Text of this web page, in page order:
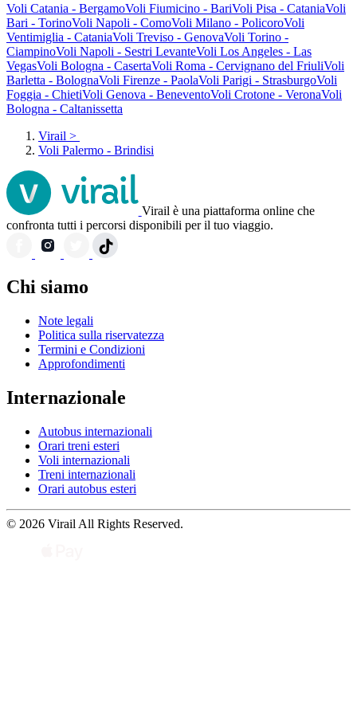
Voli Catania - BergamoVoli Fiumicino - BariVoli Pisa - CataniaVoli
Bari - TorinoVoli Napoli - ComoVoli Milano - PolicoroVoli
Ventimiglia - CataniaVoli Treviso - GenovaVoli Torino -
CiampinoVoli Napoli - Sestri LevanteVoli Los Angeles - Las
VegasVoli Bologna - CasertaVoli Roma - Cervignano del FriuliVoli
Barletta - BolognaVoli Firenze - PaolaVoli Parigi - StrasburgoVoli
Foggia - ChietiVoli Genova - BeneventoVoli Crotone - VeronaVoli
Bologna - Caltanissetta
Virail >
Voli Palermo - Brindisi
Virail è una piattaforma online che
confronta tutti i percorsi disponibili per il tuo viaggio.
Chi siamo
Note legali
Politica sulla riservatezza
Termini e Condizioni
Approfondimenti
Internazionale
Autobus internazionali
Orari treni esteri
Voli internazionali
Treni internazionali
Orari autobus esteri
© 2026 Virail All Rights Reserved.